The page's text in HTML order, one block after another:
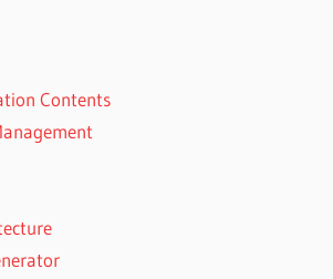
Contents